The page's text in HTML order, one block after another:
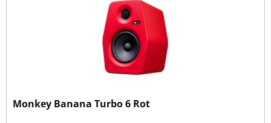
Monkey Banana Turbo 6 Rot